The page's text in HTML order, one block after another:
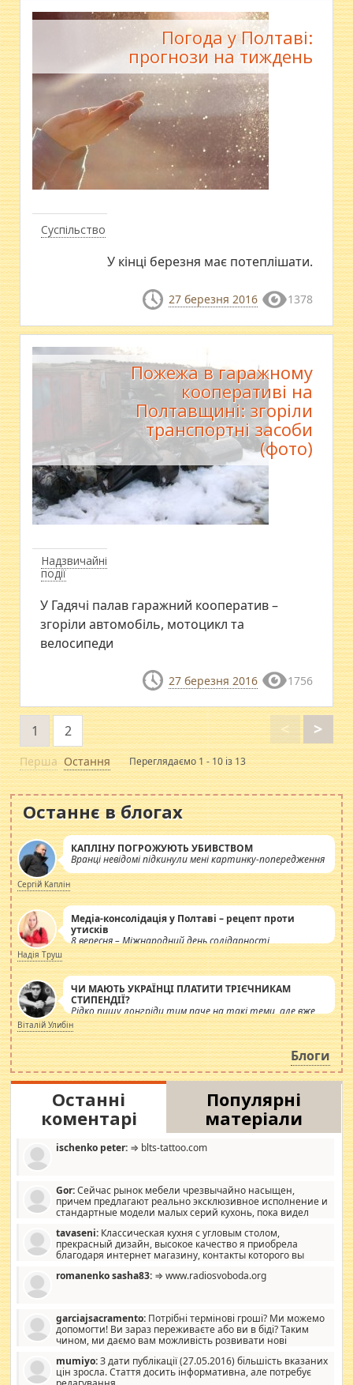
Суспільство
Погода у Полтаві:
прогнози на тиждень
У кінці березня має потеплішати.
27 березня 2016 1378
Надзвичайні
події
Пожежа в гаражному
кооперативі на
Полтавщині: згоріли
транспортні засоби
(фото)
У Гадячі палав гаражний кооператив –
згоріли автомобіль, мотоцикл та
велосипеди
27 березня 2016 1756
Перша
<
1 2 >
Остання Переглядаємо 1 - 10 із 13
Останнє в блогах
КАПЛІНУ ПОГРОЖУЮТЬ УБИВСТВОМ
Вранці невідомі підкинули мені картинку-попередження
Сергій Каплін
Медіа-консолідація у Полтаві – рецепт проти
утисків
8 вересня – Міжнародний день солідарності
журналістів.
Надія Труш
ЧИ МАЮТЬ УКРАЇНЦІ ПЛАТИТИ ТРІЄЧНИКАМ
СТИПЕНДІЇ?
Рідко пишу лонгріди тим паче на такі теми, але вже
просто дістало! Обурюють сьогоднішні інсенуації
навколо стипендіального питання. Штучно
роздувається ще одна соціальна катастрофа.
Віталій Улибін
Блоги
Останні
коментарі
Популярні
матеріали
ischenko peter: ⇒ blts-tattoo.com
Gor:Сейчас рынок мебели чрезвычайно насыщен,
причем предлагают реально эксклюзивное исполнение и
стандартные модели малых серий кухонь, пока видел
стандартные формы, в MebelOk, креативненько и что главное -
со вкусом все в порядке, без ненужных наворотов удорожающих
мебель, а это не последний фактор.
tavaseni: Классическая кухня с угловым столом,
прекрасный дизайн, высокое качество я приобрела
благодаря интернет магазину, контакты которого вы
romanenko sasha83: ⇒ www.radiosvoboda.org
garciajsacramento: Потрібні термінові гроші? Ми можемо
допомогти! Ви зараз переживаєте або ви в біді? Таким
чином, ми даємо вам можливість розвивати нові
допомагати людям, які намагаються дати їм шанс. Кожен
заслуговує на другий шанс, і, оскільки влада не зможе, вони
mumiyo:З дати публікації (27.05.2016) більшість вказаних
цін зросла. Стаття досить інформативна, але потребує